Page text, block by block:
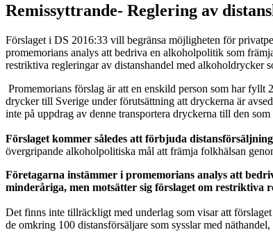
Remissyttrande- Reglering av
Förslaget i DS 2016:33 vill begränsa möjligheten för
promemorians analys att bedriva en alkoholpolitik som
restriktiva regleringar av distanshandel med alkoholdrycker
Promemorians förslag är att en enskild person som har
drycker till Sverige under förutsättning att dryckerna är
inte på uppdrag av denne transportera dryckerna till den som
Förslaget kommer således att förbjuda
övergripande alkoholpolitiska mål att främja folkhälsan
Företagarna instämmer i promemorians analys att
minderåriga, men motsätter sig förslaget om restriktiva
Det finns inte tillräckligt med underlag som visar att
de omkring 100 distansförsäljare som sysslar med